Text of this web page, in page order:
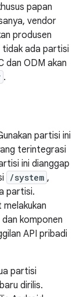
papan
vendor
produsen
tidak ada partisi
dan ODM akan
.
partisi ini
terintegrasi
ini dianggap
/system ,
partisi.
dan komponen
API pribadi
partisi
dirilis.